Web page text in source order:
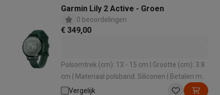
Garmin Lily 2 Active - Groen
0 beoordelingen
€ 349,00
Polsomtrek (cm): 13 - 15 cm | Grootte (cm): 3.8
cm | Materiaal polsband: Siliconen | Betalen met
watch: Ja | Besturingssysteem: Garmin OS
Vergelijk